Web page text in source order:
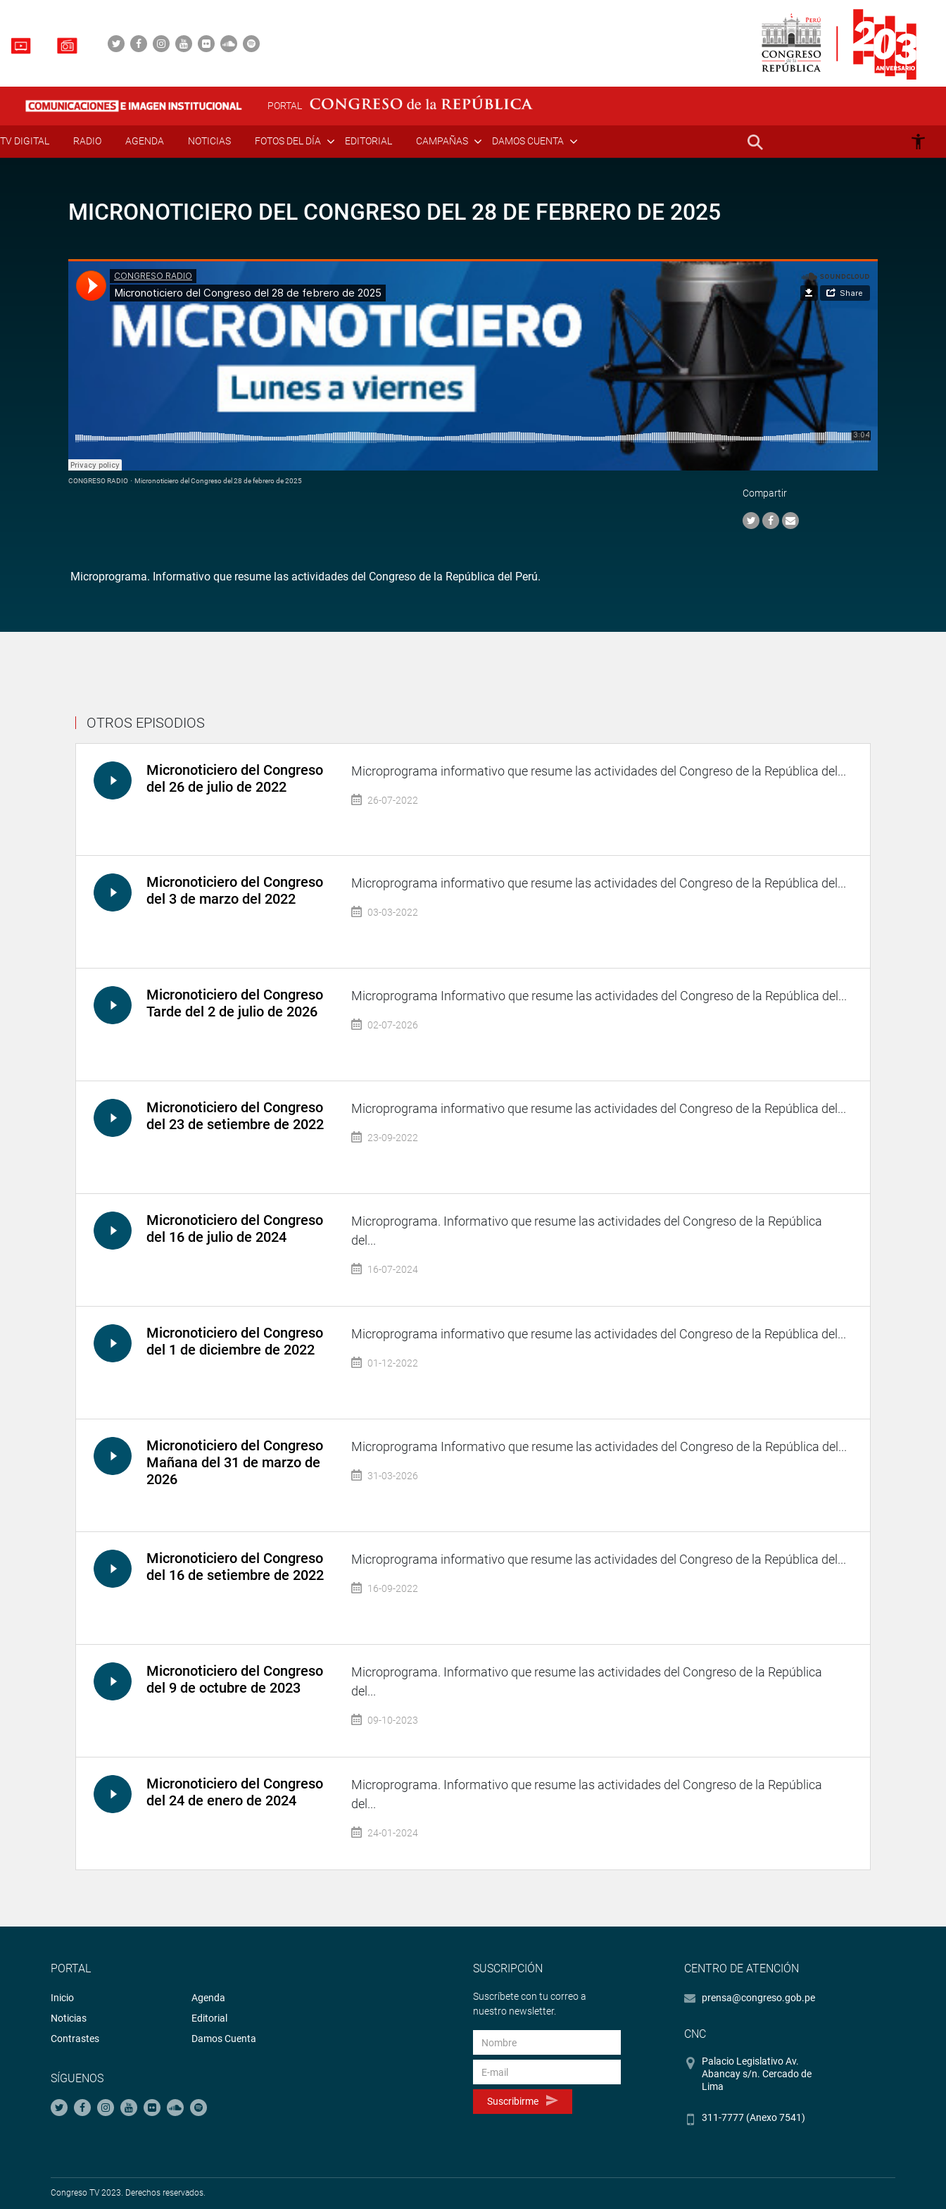
PORTAL
TV DIGITAL RADIO AGENDA NOTICIAS FOTOS DEL DÍA EDITORIAL CAMPAÑAS DAMOS CUENTA
MICRONOTICIERO DEL CONGRESO DEL 28 DE FEBRERO DE 2025
CONGRESO RADIO · Micronoticiero del Congreso del 28 de febrero de 2025
Compartir
Microprograma. Informativo que resume las actividades del Congreso de la República del Perú.
OTROS EPISODIOS
Micronoticiero del Congreso
del 26 de julio de 2022
Microprograma informativo que resume las actividades del Congreso de la República del...
26-07-2022
Micronoticiero del Congreso
del 3 de marzo del 2022
Microprograma informativo que resume las actividades del Congreso de la República del...
03-03-2022
Micronoticiero del Congreso
Tarde del 2 de julio de 2026
Microprograma Informativo que resume las actividades del Congreso de la República del...
02-07-2026
Micronoticiero del Congreso
del 23 de setiembre de 2022
Microprograma informativo que resume las actividades del Congreso de la República del...
23-09-2022
Micronoticiero del Congreso
del 16 de julio de 2024
Microprograma. Informativo que resume las actividades del Congreso de la República
del...
16-07-2024
Micronoticiero del Congreso
del 1 de diciembre de 2022
Microprograma informativo que resume las actividades del Congreso de la República del...
01-12-2022
Micronoticiero del Congreso
Mañana del 31 de marzo de
2026
Microprograma Informativo que resume las actividades del Congreso de la República del...
31-03-2026
Micronoticiero del Congreso
del 16 de setiembre de 2022
Microprograma informativo que resume las actividades del Congreso de la República del...
16-09-2022
Micronoticiero del Congreso
del 9 de octubre de 2023
Microprograma. Informativo que resume las actividades del Congreso de la República
del...
09-10-2023
Micronoticiero del Congreso
del 24 de enero de 2024
Microprograma. Informativo que resume las actividades del Congreso de la República
del...
24-01-2024
PORTAL
Inicio
Noticias
Contrastes
Agenda
Editorial
Damos Cuenta
SÍGUENOS
SUSCRIPCIÓN
Suscríbete con tu correo a
nuestro newsletter.
Suscribirme
CENTRO DE ATENCIÓN
prensa@congreso.gob.pe
CNC
Palacio Legislativo Av.
Abancay s/n. Cercado de
Lima
311-7777 (Anexo 7541)
Congreso TV 2023. Derechos reservados.